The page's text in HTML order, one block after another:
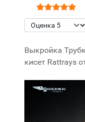
Рейтинг:5/5
Пожалуйста,
Выкройка
кисет Rattrays